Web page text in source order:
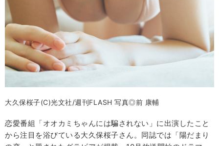
大久保桜子(C)光文社/週刊FLASH 写真◎前 康輔
恋愛番組「オオカミちゃんには騙されない」に出演したこと
から注目を浴びている大久保桜子さん。同誌では「陽だまり